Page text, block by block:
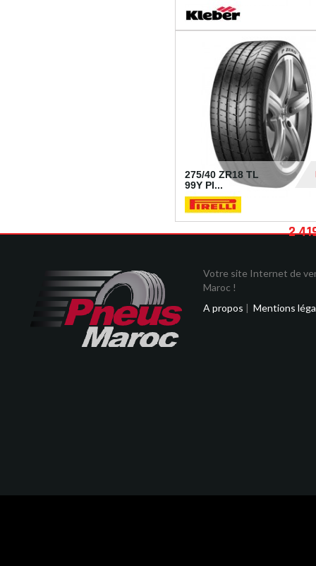
275/40 ZR18 TL
99Y PI...
2
Votre site Internet de
Maroc !
A propos | Mentions